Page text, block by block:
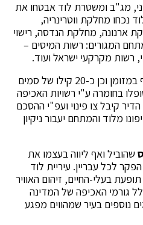
מג"ב ומשטרת לוד אבטחו את
נכחו מחלקת ווטרינריה,
ארנונה, מחלקת הנדסה, רישוי
המגורים: רשות המיסים –
רשות מקרקעי ישראל ועוד.
בבית המגדל נמצאו סכומי כסף במזומן וכן כ-20 קילו של סמים
בחומרה ע"י רשויות האכיפה
קיבל צו פינוי ועפ"י ההסכם
מלוד והמתחם יעבור ניקיון
שהוביל ואף ליווה בעצמו את
לכל עבריין. עיריית לוד
בעלי-החיים, זיהום האוויר
גורמי האכיפה של המדינה
נוספים בעיר שמהווים מפגע